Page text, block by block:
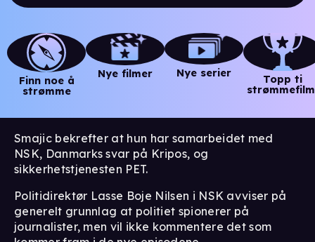
Finn noe å
strømme
Nye filmer Nye serier
Topp ti
Smajic bekrefter at hun har samarbeidet med
NSK, Danmarks svar på Kripos, og
sikkerhetstjenesten PET.
Politidirektør Lasse Boje Nilsen i NSK avviser på
generelt grunnlag at politiet spionerer på
journalister, men vil ikke kommentere det som